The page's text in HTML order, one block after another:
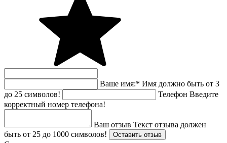
Ваше имя:* Имя должно быть от 3
до 25 символов!
Телефон Введите
корректный номер телефона!
Ваш отзыв Текст отзыва должен
быть от 25 до 1000 символов!
Оставить отзыв